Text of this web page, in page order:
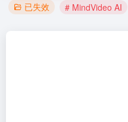
已失效 # MindVideo AI